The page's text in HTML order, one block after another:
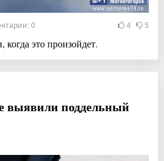
0 4 5
когда это произойдет.
выявили поддельный